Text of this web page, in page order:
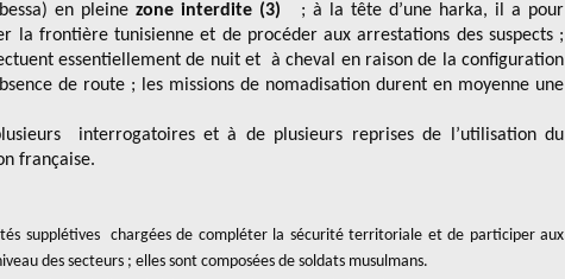
en pleine zone interdite (3) ; à la tête d’une harka, il a pour
la frontière tunisienne et de procéder aux arrestations des suspects ;
essentiellement de nuit et à cheval en raison de la configuration
de route ; les missions de nomadisation durent en moyenne une
interrogatoires et à de plusieurs reprises de l’utilisation du
française.
supplétives chargées de compléter la sécurité territoriale et de participer aux
des secteurs ; elles sont composées de soldats musulmans.